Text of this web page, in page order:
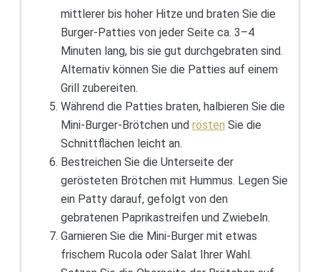
mittlerer bis hoher Hitze und braten Sie die
Burger-Patties von jeder Seite ca. 3–4
Minuten lang, bis sie gut durchgebraten sind.
Alternativ können Sie die Patties auf einem
Grill zubereiten.
Während die Patties braten, halbieren Sie die
Mini-Burger-Brötchen und rösten Sie die
Schnittflächen leicht an.
Bestreichen Sie die Unterseite der
gerösteten Brötchen mit Hummus. Legen Sie
ein Patty darauf, gefolgt von den
gebratenen Paprikastreifen und Zwiebeln.
Garnieren Sie die Mini-Burger mit etwas
frischem Rucola oder Salat Ihrer Wahl.